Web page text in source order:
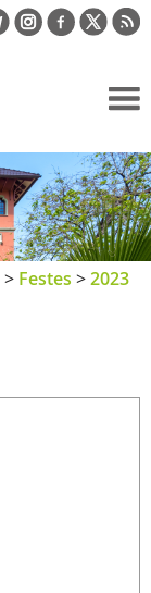
> Festes >2023